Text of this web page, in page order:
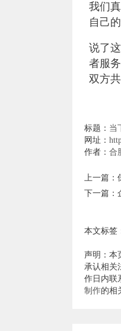
我们
自己
说了
者服
双方共
标题： 当
网址：
作者： 合
上一篇：
下一篇：
本文标签
声明：本
承认相关
作日内联
制作的相